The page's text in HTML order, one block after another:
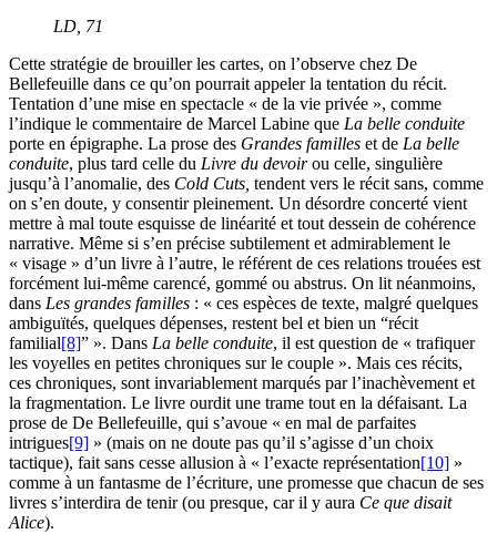
LD 71
Cette stratégie de brouiller les cartes, on l’observe chez De
Bellefeuille dans ce qu’on pourrait appeler la tentation du récit.
Tentation d’une mise en spectacle « de la vie privée », comme
l’indique le commentaire de Marcel Labine que La belle conduite
porte en épigraphe. La prose des Grandes familles et de La belle
conduite, plus tard celle du Livre du devoirou celle, singulière
jusqu’à l’anomalie, des Cold Cuts, tendent vers le récit sans, comme
on s’en doute, y consentir pleinement. Un désordre concerté vient
mettre à mal toute esquisse de linéarité et tout dessein de cohérence
narrative. Même si s’en précise subtilement et admirablement le
« visage » d’un livre à l’autre, le référent de ces relations trouées est
forcément lui-même carencé, gommé ou abstrus. On lit néanmoins,
dans Les grandes familles : « ces espèces de texte, malgré quelques
ambiguïtés, quelques dépenses, restent bel et bien un “récit
familial[8]” ». Dans La belle conduite, il est question de « trafiquer
les voyelles en petites chroniques sur le couple ». Mais ces récits,
ces chroniques, sont invariablement marqués par l’inachèvement et
la fragmentation. Le livre ourdit une trame tout en la défaisant. La
prose de De Bellefeuille, qui s’avoue « en mal de parfaites
intrigues[9] » (mais on ne doute pas qu’il s’agisse d’un choix
tactique), fait sans cesse allusion à « l’exacte représentation[10] »
comme à un fantasme de l’écriture, une promesse que chacun de ses
livres s’interdira de tenir (ou presque, car il y aura Ce que disait
Alice).